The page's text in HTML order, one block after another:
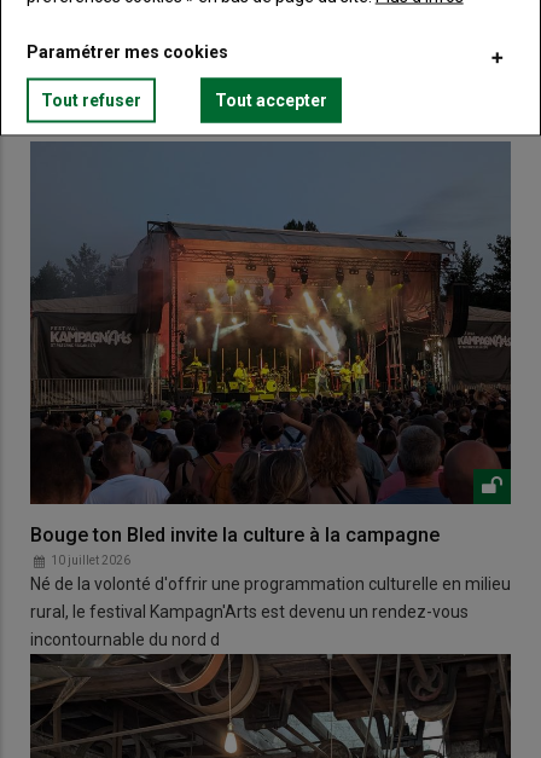
VOUS AIMEREZ AUSSI
Bouge ton Bled invite la culture à la campagne
10 juillet 2026
Né de la volonté d'offrir une programmation culturelle en milieu
rural, le festival Kampagn'Arts est devenu un rendez-vous
incontournable du nord d
Paramétrer mes cookies
Tout refuser Tout accepter